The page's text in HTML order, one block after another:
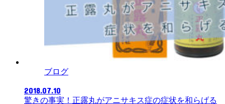
ブログ
2018.07.10
驚きの事実！正露丸がアニサキス症の症状を和らげる